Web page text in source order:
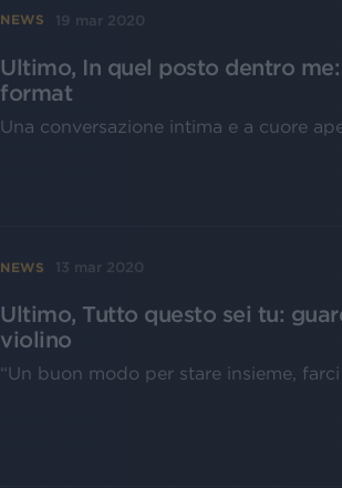
NEWS 19 mar 2020
Ultimo, In quel posto dentro
format
Una conversazione intima e a cuore
NEWS 13 mar 2020
Ultimo, Tutto questo sei tu:
violino
“Un buon modo per stare insieme,